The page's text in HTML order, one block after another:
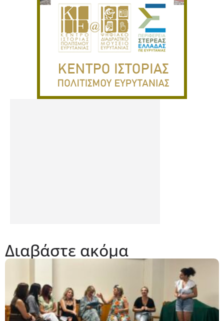
Διαβάστε ακόμα